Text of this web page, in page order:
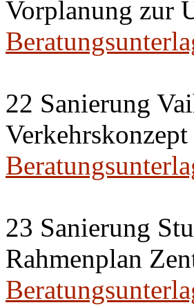
Vorplanung zur
22 Sanierung
23 Sanierung
Rahmenplan